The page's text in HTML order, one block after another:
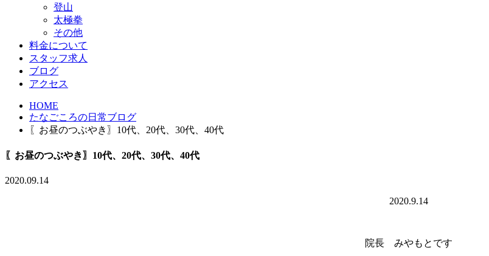
登山
太極拳
その他
料金について
スタッフ求人
ブログ
アクセス
HOME
たなごころの日常ブログ
〖お昼のつぶやき〗10代、20代、30代、40代
〖お昼のつぶやき〗10代、20代、30代、40代
2020.09.14
2020.9.14
院長 みやもとです